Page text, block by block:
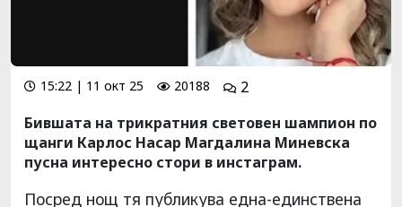
15:22 | 11 окт 25 20188
2
Бившата на трикратния световен шампион по
щанги Карлос Насар Магдалина Миневска
пусна интересно стори в инстаграм.
Посред нощ тя публикува една-единствена